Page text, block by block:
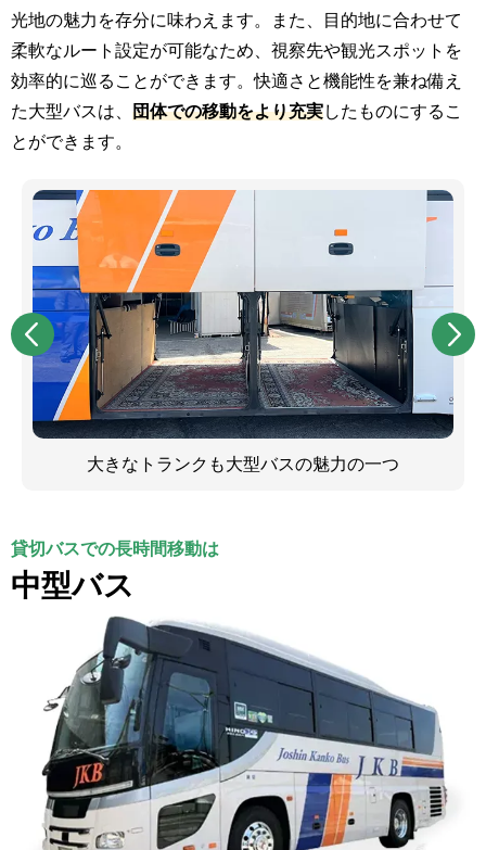
光地の魅力を存分に味わえます。また、目的地に合わせて
柔軟なルート設定が可能なため、視察先や観光スポットを
効率的に巡ることができます。快適さと機能性を兼ね備え
た大型バスは、 団体での移動をより充実したものにするこ
とができます。
大きなトランクも大型バスの魅力の一つ
貸切バスでの長時間移動は
中型バス